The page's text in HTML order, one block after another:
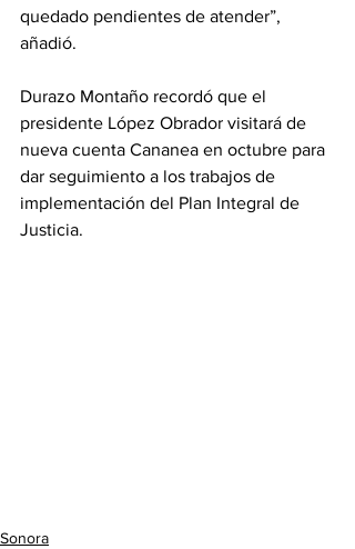
quedado pendientes de atender”,
añadió.
Durazo Montaño recordó que el
presidente López Obrador visitará de
nueva cuenta Cananea en octubre para
dar seguimiento a los trabajos de
implementación del Plan Integral de
Justicia.
Sonora